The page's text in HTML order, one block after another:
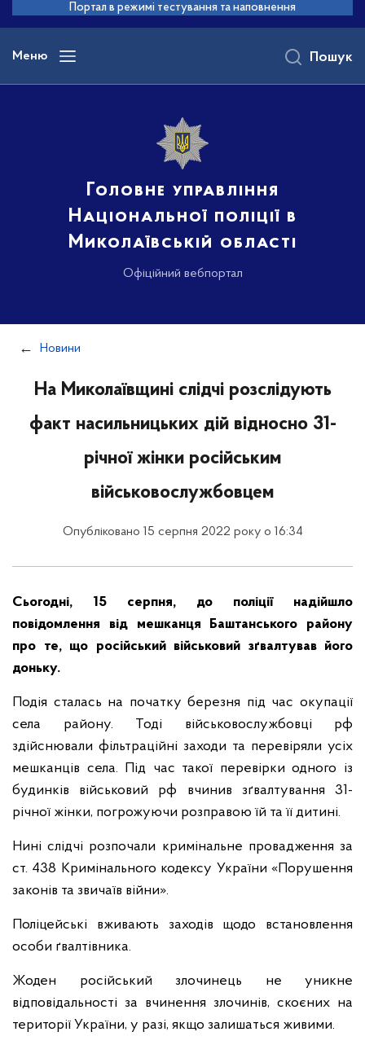
основного
вмісту
Портал в режимі тестування та наповнення
Меню
Головне управління
Національної поліції в
Миколаївській області
Офіційний вебпортал
Пошук
Новини
На Миколаївщині слідчі розслідують
факт насильницьких дій відносно 31-
річної жінки російським
військовослужбовцем
Опубліковано 15 серпня 2022 року о 16:34
Сьогодні, 15 серпня, до поліції надійшло
повідомлення від мешканця Баштанського району
про те, що російський військовий зґвалтував його
доньку.
Подія сталась на початку березня під час окупації
села району. Тоді військовослужбовці рф
здійснювали фільтраційні заходи та перевіряли усіх
мешканців села. Під час такої перевірки одного із
будинків військовий рф вчинив зґвалтування 31-
річної жінки, погрожуючи розправою їй та її дитині.
Нині слідчі розпочали кримінальне провадження за
ст. 438 Кримінального кодексу України «Порушення
законів та звичаїв війни».
Поліцейські вживають заходів щодо встановлення
особи ґвалтівника.
Жоден російський злочинець не уникне
відповідальності за вчинення злочинів, скоєних на
території України, у разі, якщо залишаться живими.